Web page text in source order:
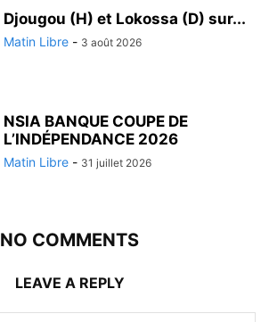
Djougou (H) et Lokossa (D) sur...
Matin Libre - 3 août 2026
NSIA BANQUE COUPE DE
L’INDÉPENDANCE 2026
Matin Libre - 31 juillet 2026
NO COMMENTS
LEAVE A REPLY